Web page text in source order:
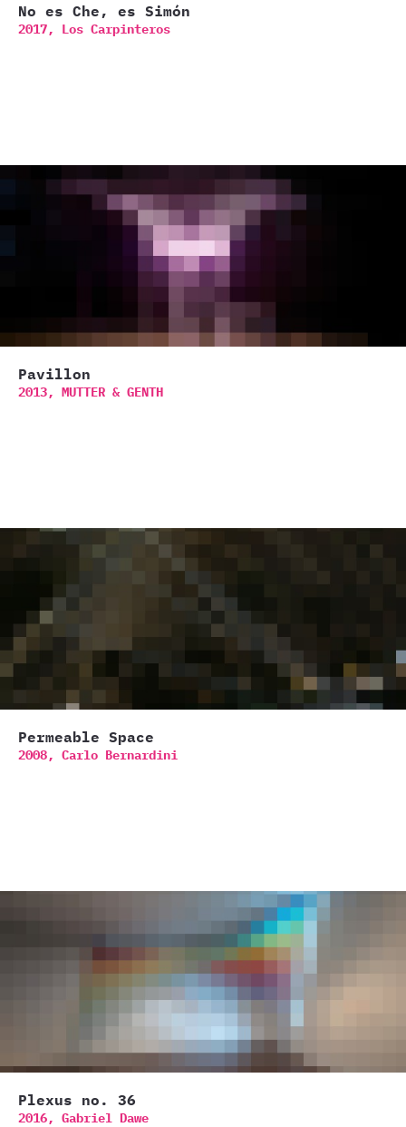
No es Che, es Simón
2017, Los Carpinteros
Pavillon
2013, MUTTER & GENTH
Permeable Space
2008, Carlo Bernardini
Plexus no. 36
2016, Gabriel Dawe